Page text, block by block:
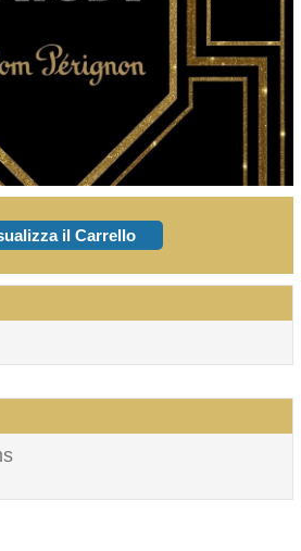
il Carrello